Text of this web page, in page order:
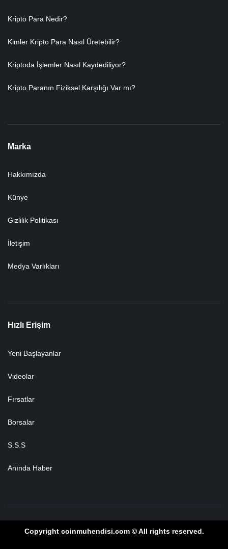
Kripto Para Nedir?
Kimler Kripto Para Nasıl Üretebilir?
Kriptoda İşlemler Nasıl Kaydediliyor?
Kripto Paranın Fiziksel Karşılığı Var mı?
Marka
Hakkımızda
Künye
Gizlilik Politikası
İletişim
Medya Varlıkları
Hızlı Erişim
Yeni Başlayanlar
Videolar
Fırsatlar
Borsalar
S.S.S
Anında Haber
Copyright coinmuhendisi.com © All rights reserved.